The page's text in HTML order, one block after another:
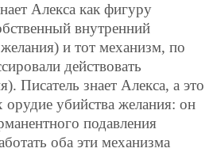
Алекса как фигуру
внутренний
и тот механизм, по
действовать
Писатель знает Алекса, а это
убийства желания: он
подавления
оба эти механизма